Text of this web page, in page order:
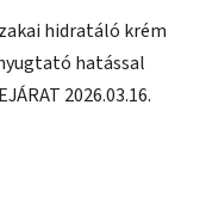
hidratáló krém
hatással
2026.03.16.